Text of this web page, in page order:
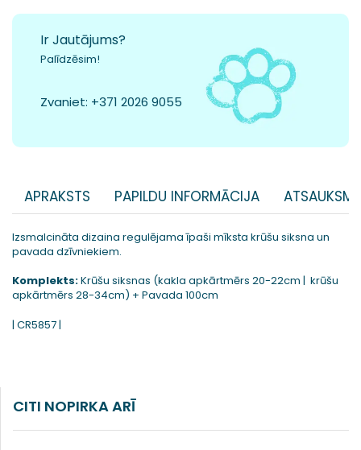
Ir Jautājums?
Palīdzēsim!
Zvaniet: +371 2026 9055
APRAKSTS PAPILDU INFORMĀCIJA
Izsmalcināta dizaina regulējama īpaši mīksta krūšu siksna un
pavada dzīvniekiem.
Komplekts:Krūšu siksnas (kakla apkārtmērs 20-22cm | krūšu
apkārtmērs 28-34cm) + Pavada 100cm
| CR5857 |
CITI NOPIRKA ARĪ